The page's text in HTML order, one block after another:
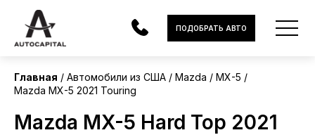
АВТОМОБИЛИ
ЭЛЕКТРОМОБИЛИ
ПОДОБРАТЬ АВТО
Главная Автомобили из США Mazda
MX-5
Mazda MX-5 2021 Touring
Mazda MX-5 Hard Top 2021